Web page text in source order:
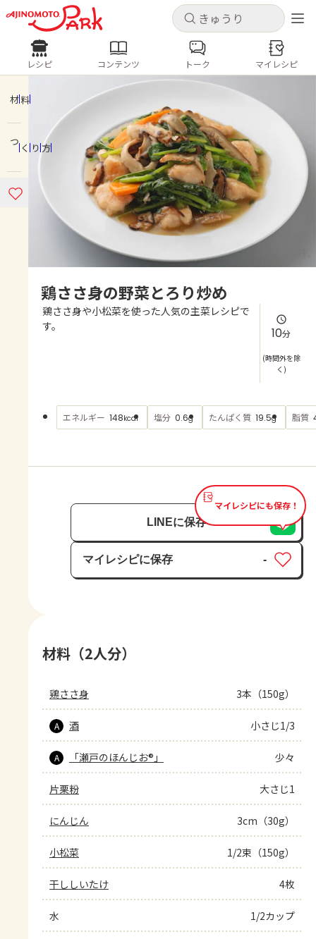
キャンセル
ログインするとレシピを保存できます
ログイン
ホーム
コンテンツ
レシピ
よくあるお問い合わせ
キャンセル
レシピ コンテンツ
人気の食材・レシピ
きゅうり なす トマト
とうもろこし
ピーマン
みょうが ゴーヤ
レシピ コンテンツ トーク マイレシピ
材料
つくり方
鶏ささ身の野菜とろり炒め
鶏ささ身や小松菜を使った人気の主菜レシピで
す。
10分
(時間外を除
く)
エネルギー 148kcal 塩分 0.6g たんぱく質 19.5g 脂質
マイレシピにも保存！
LINEに保存
マイレシピに保存
保存済み
-
材料（2人分）
鶏ささ身 3本（150g）
A 酒 小さじ1/3
A 「瀬戸のほんじお®」 少々
片栗粉 大さじ1
にんじん 3cm（30g）
小松菜 1/2束（150g）
干ししいたけ 4枚
水 1/2カップ